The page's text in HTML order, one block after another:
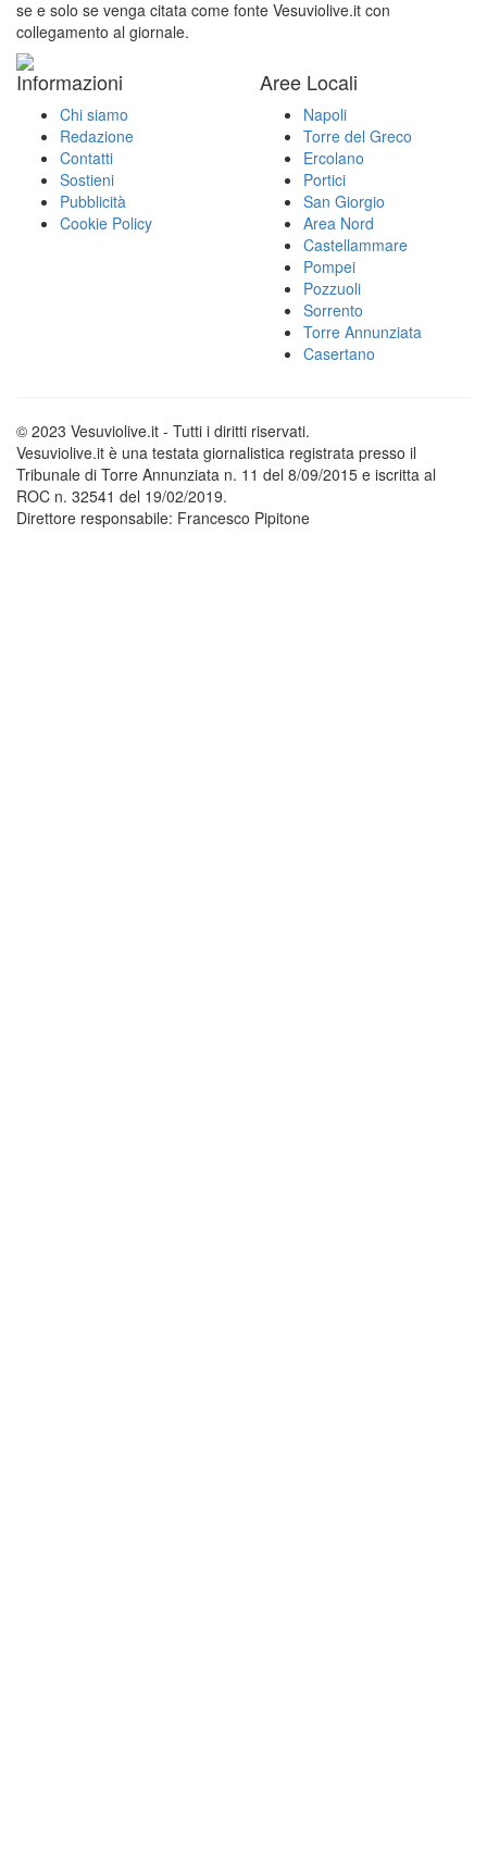
se e solo se venga citata come fonte Vesuviolive.it con
collegamento al giornale.
Informazioni
Chi siamo
Redazione
Contatti
Sostieni
Pubblicità
Cookie Policy
Aree Locali
Napoli
Torre del Greco
Ercolano
Portici
San Giorgio
Area Nord
Castellammare
Pompei
Pozzuoli
Sorrento
Torre Annunziata
Casertano
© 2023 Vesuviolive.it - Tutti i diritti riservati.
Vesuviolive.it è una testata giornalistica registrata presso il
Tribunale di Torre Annunziata n. 11 del 8/09/2015 e iscritta al
ROC n. 32541 del 19/02/2019.
Direttore responsabile: Francesco Pipitone